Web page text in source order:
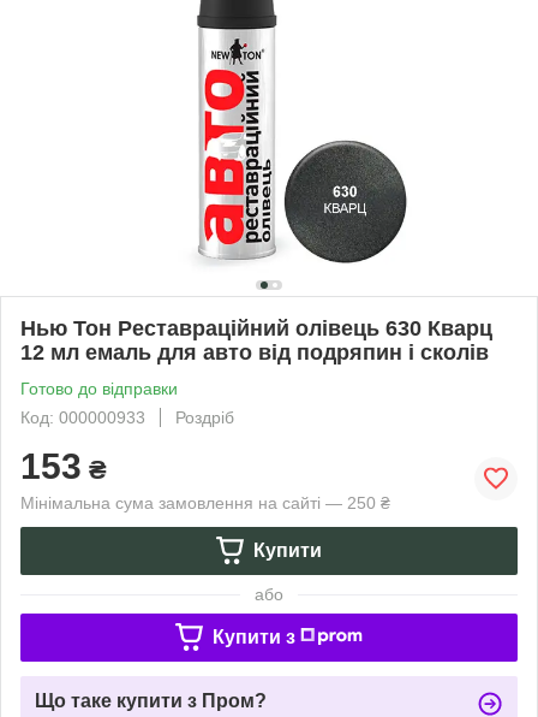
Нью Тон Реставраційний олівець 630 Кварц
12 мл емаль для авто від подряпин і сколів
Готово до відправки
Код: 000000933
Роздріб
153 ₴
Мінімальна сума замовлення на сайті — 250 ₴
Купити
або
Купити з
Що таке купити з Пром?